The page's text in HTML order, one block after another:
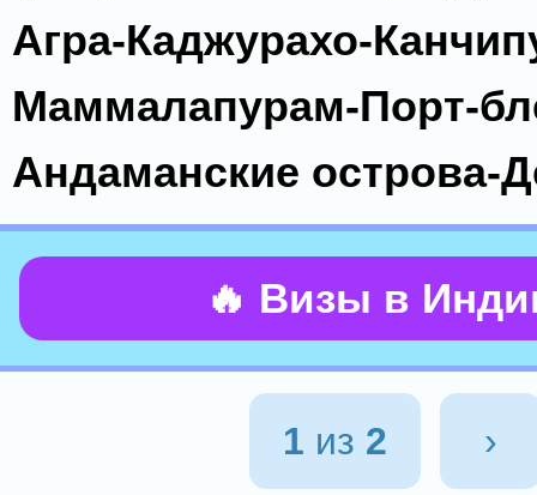
Агра-Каджурахо-
Маммалапурам-Порт-
Андаманские острова-
🔥 Визы в
1 из 2 ›